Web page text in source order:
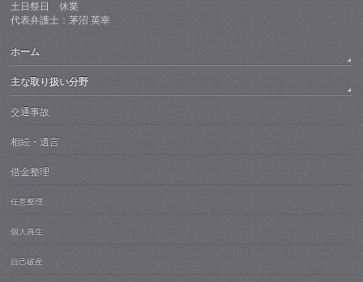
土日祭日 休業
代表弁護士：茅沼 英幸
ホーム
主な取り扱い分野
交通事故
相続・遺言
借金整理
任意整理
個人再生
自己破産